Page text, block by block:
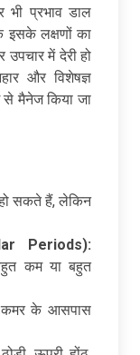
भी प्रभाव डाल
लक्षणों का
में देरी हो
और विशेषज्ञ
से मैनेज किया जा
सकते हैं, लेकिन
Periods):
कम या बहुत
के आसपास